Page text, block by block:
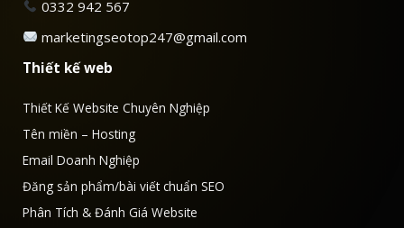
0332 942 567
marketingseotop247@gmail.com
Thiết kế web
Thiết Kế Website Chuyên Nghiệp
Tên miền – Hosting
Email Doanh Nghiệp
Đăng sản phẩm/bài viết chuẩn SEO
Phân Tích & Đánh Giá Website